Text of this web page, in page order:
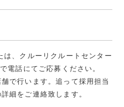
は、クルーリクルートセンター
話にてご応募ください。
で行います。追って採用担当
細をご連絡致します。